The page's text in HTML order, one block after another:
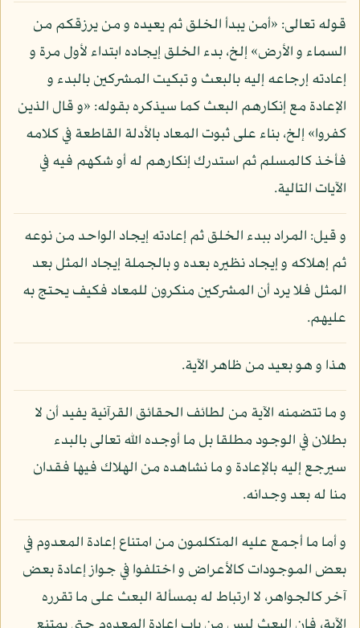
قوله تعالى: «أمن يبدأ الخلق ثم يعيده و من يرزقكم من
السماء و الأرض» إلخ، بدء الخلق إيجاده ابتداء لأول مرة و
إعادته إرجاعه إليه بالبعث و تبكيت المشركين بالبدء و
الإعادة مع إنكارهم البعث كما سيذكره بقوله: «و قال الذين
كفروا» إلخ، بناء على ثبوت المعاد بالأدلة القاطعة في كلامه
فأخذ كالمسلم ثم استدرك إنكارهم له أو شكهم فيه في
الآيات التالية.
و قيل: المراد ببدء الخلق ثم إعادته إيجاد الواحد من نوعه
ثم إهلاكه و إيجاد نظيره بعده و بالجملة إيجاد المثل بعد
المثل فلا يرد أن المشركين منكرون للمعاد فكيف يحتج به
عليهم.
هذا و هو بعيد من ظاهر الآية.
و ما تتضمنه الآية من لطائف الحقائق القرآنية يفيد أن لا
بطلان في الوجود مطلقا بل ما أوجده الله تعالى بالبدء
سيرجع إليه بالإعادة و ما نشاهده من الهلاك فيها فقدان
منا له بعد وجدانه.
و أما ما أجمع عليه المتكلمون من امتناع إعادة المعدوم في
بعض الموجودات كالأعراض و اختلفوا في جواز إعادة بعض
آخر كالجواهر، لا ارتباط له بمسألة البعث على ما تقرره